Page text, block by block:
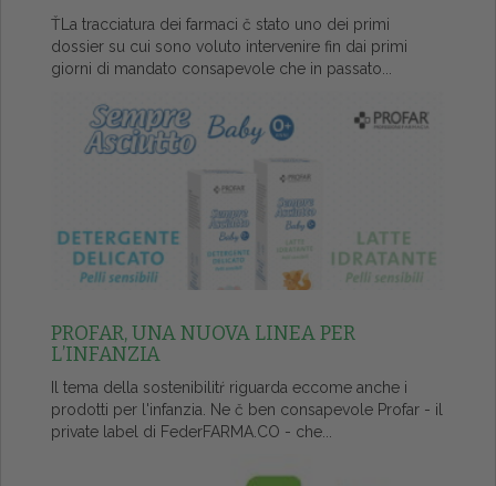
ŤLa tracciatura dei farmaci č stato uno dei primi
dossier su cui sono voluto intervenire fin dai primi
giorni di mandato consapevole che in passato...
PROFAR, UNA NUOVA LINEA PER
L’INFANZIA
Il tema della sostenibilitŕ riguarda eccome anche i
prodotti per l'infanzia. Ne č ben consapevole Profar - il
private label di FederFARMA.CO - che...